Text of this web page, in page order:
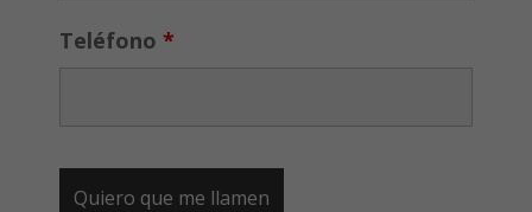
Teléfono *